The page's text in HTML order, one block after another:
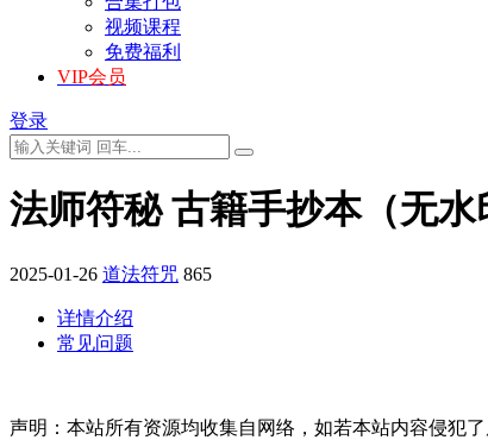
视频课程
免费福利
VIP会员
登录
法师符秘 古籍手抄本（无水
2025-01-26 道法符咒 865
详情介绍
常见问题
声明：本站所有资源均收集自网络，如若本站内容侵犯